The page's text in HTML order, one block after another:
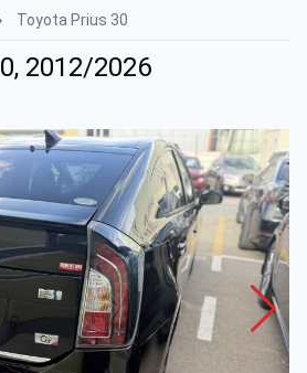
Toyota Prius 30
2012/2026